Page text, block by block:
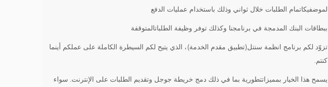
لموضفيكاتمام الطلبات خلال ثواني وذلك باستخدام عمليات الدفع
ببطاقات البنك المدمجة في برنامجنا وكذلك توفر وظيفة الطلباتالمتوقفة
تزوّد لكم برنامج انظمة سنتل(تطبيق مقدم الخدمة)، الذي يتيح لكم السيطرة الكاملة على عملكم أينما
كنتم.
يسمح هذا الخيار بمميزاتتطورية بما في ذلك دمج خريطة جوجل وتقديم الطلبات على الإنترنت. سواء